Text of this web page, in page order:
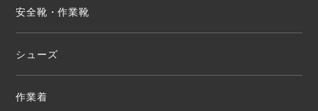
安全靴・作業靴
シューズ
作業着